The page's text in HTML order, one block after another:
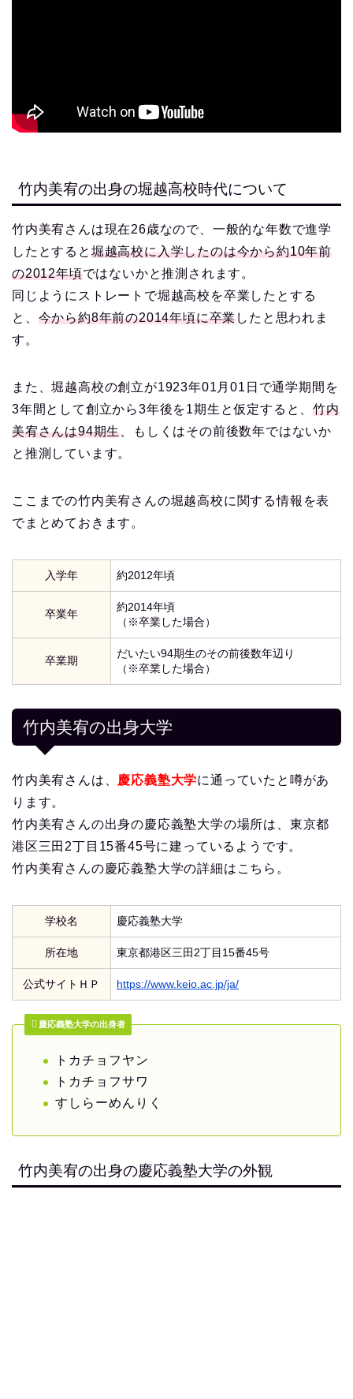
竹内美宥の出身の堀越高校時代について
竹内美宥さんは現在26歳なので、一般的な年数で進学
したとすると 堀越高校に入学したのは今から約10年前
の2012年頃ではないかと推測されます。
同じようにストレートで堀越高校を卒業したとする
と、 今から約8年前の2014年頃に卒業したと思われま
す。
また、堀越高校の創立が1923年01月01日で通学期間を
3年間として創立から3年後を1期生と仮定すると、竹内
美宥さんは94期生、もしくはその前後数年ではないか
と推測しています。
ここまでの竹内美宥さんの堀越高校に関する情報を表
でまとめておきます。
入学年 約2012年頃
卒業年
約2014年頃
（※卒業した場合）
卒業期
だいたい94期生のその前後数年辺り
（※卒業した場合）
竹内美宥の出身大学
竹内美宥さんは、 慶応義塾大学に通っていたと噂があ
ります。
竹内美宥さんの出身の慶応義塾大学の場所は、東京都
港区三田2丁目15番45号に建っているようです。
竹内美宥さんの慶応義塾大学の詳細はこちら。
学校名 慶応義塾大学
所在地 東京都港区三田2丁目15番45号
公式サイトＨＰ https://www.keio.ac.jp/ja/
慶応義塾大学の出身者
トカチョフヤン
トカチョフサワ
すしらーめんりく
竹内美宥の出身の慶応義塾大学の外観